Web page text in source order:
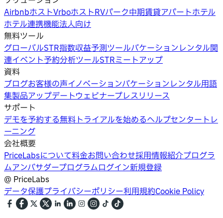
AirbnbホストVrboホストRVパーク中期賃貸アパートホテル
ホテル連携機能法人向け
無料ツール
グローバルSTR指数収益予測ツールバケーションレンタル関
連イベント予約分析ツールSTRミートアップ
資料
ブログお客様の声イノベーションバケーションレンタル用語
集製品アップデートウェビナープレスリリース
サポート
デモを予約する無料トライアルを始めるヘルプセンタートレ
ーニング
会社概要
PriceLabsについて料金お問い合わせ採用情報紹介プログラ
ムアンバサダープログラムログイン新規登録
@ PriceLabs
データ保護プライバシーポリシー利用規約Cookie Policy